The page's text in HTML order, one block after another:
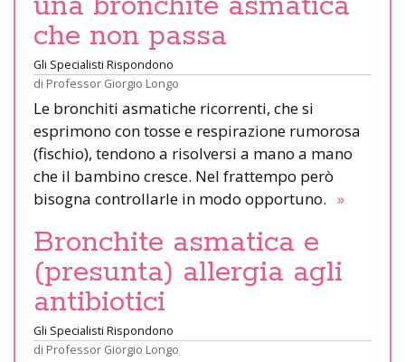
che non passa
Gli Specialisti Rispondono
di Professor Giorgio Longo
Le bronchiti asmatiche ricorrenti, che si
esprimono con tosse e respirazione rumorosa
(fischio), tendono a risolversi a mano a mano
che il bambino cresce. Nel frattempo però
bisogna controllarle in modo opportuno. »
Bronchite asmatica e
(presunta) allergia agli
antibiotici
Gli Specialisti Rispondono
di Professor Giorgio Longo